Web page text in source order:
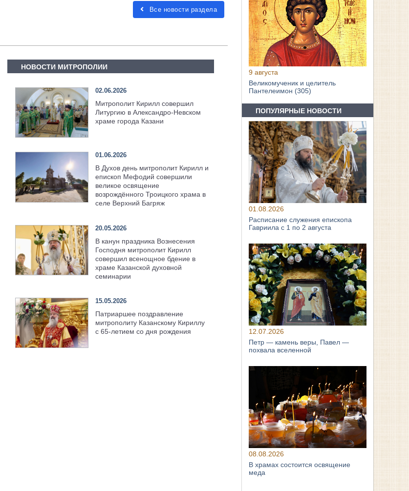
Все новости раздела
НОВОСТИ МИТРОПОЛИИ
02.06.2026
Митрополит Кирилл совершил
Литургию в Александро-Невском
храме города Казани
01.06.2026
В Духов день митрополит Кирилл и
епископ Мефодий совершили
великое освящение
возрождённого Троицкого храма в
селе Верхний Багряж
20.05.2026
В канун праздника Вознесения
Господня митрополит Кирилл
совершил всенощное бдение в
храме Казанской духовной
семинарии
15.05.2026
Патриаршее поздравление
митрополиту Казанскому Кириллу
с 65-летием со дня рождения
9 августа
Великомученик и целитель
Пантелеимон (305)
ПОПУЛЯРНЫЕ НОВОСТИ
01.08.2026
Расписание служения епископа
Гавриила с 1 по 2 августа
12.07.2026
Петр — камень веры, Павел —
похвала вселенной
08.08.2026
В храмах состоится освящение
меда